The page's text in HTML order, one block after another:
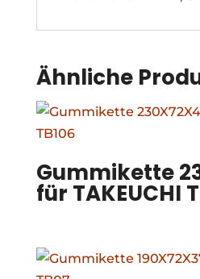
Ähnliche
Gummikette
für TAKEUCHI